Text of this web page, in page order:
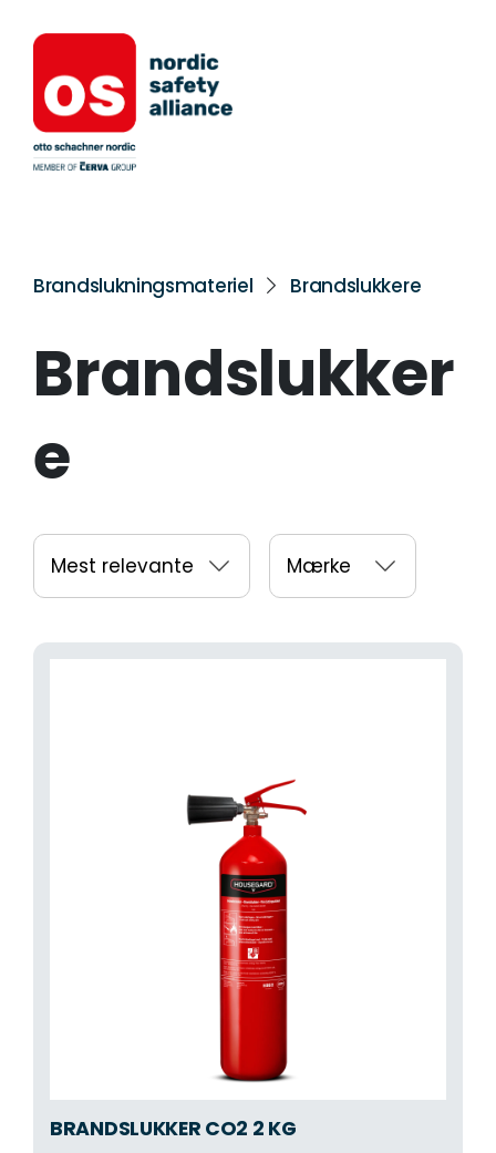
Brandslukningsmateriel Brandslukkere
Brandslukker
e
Mest relevante Mærke
BRANDSLUKKER CO2 2 KG